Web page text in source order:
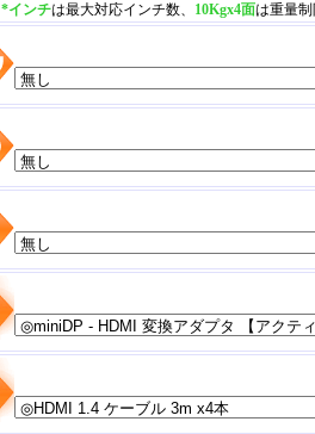
*インチは最大対応インチ数、 10Kgx4面は重量